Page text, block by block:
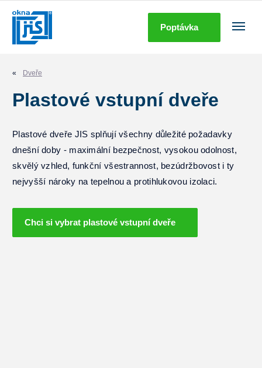
Poptávka
Dveře
Plastové vstupní dveře
Plastové dveře JIS splňují všechny důležité požadavky
dnešní doby - maximální bezpečnost, vysokou odolnost,
skvělý vzhled, funkční všestrannost, bezúdržbovost i ty
nejvyšší nároky na tepelnou a protihlukovou izolaci.
Chci si vybrat plastové vstupní dveře
Stínící technika
Doplňky
Další produkty
Služby